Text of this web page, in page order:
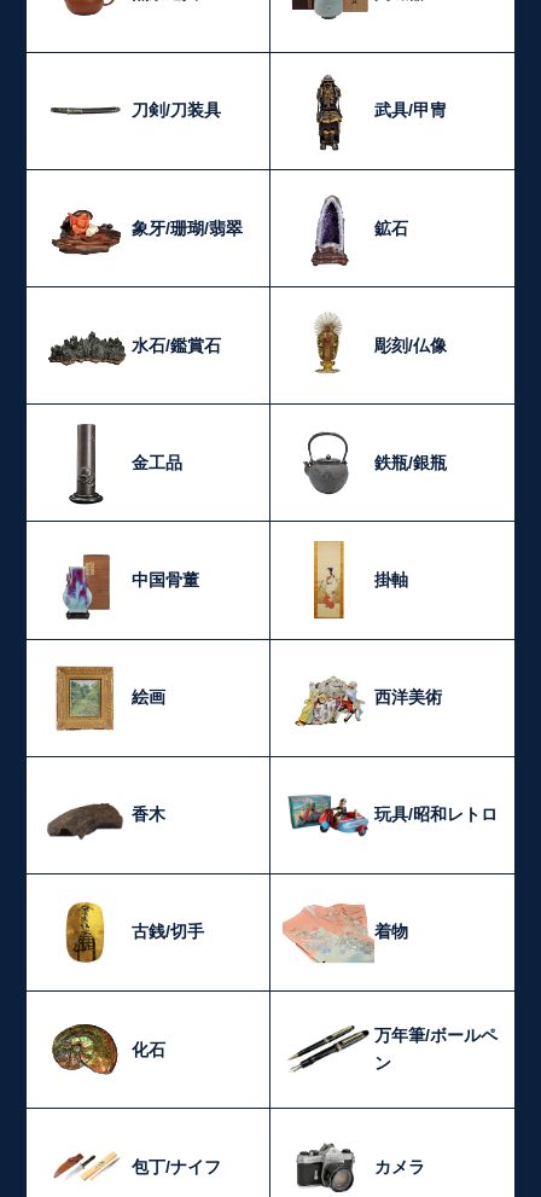
刀剣/刀装具 武具/甲冑
象牙/珊瑚/翡翠 鉱石
水石/鑑賞石 彫刻/仏像
金工品 鉄瓶/銀瓶
中国骨董 掛軸
絵画 西洋美術
香木 玩具/昭和レトロ
古銭/切手 着物
化石
万年筆/ボールペ
ン
包丁/ナイフ カメラ